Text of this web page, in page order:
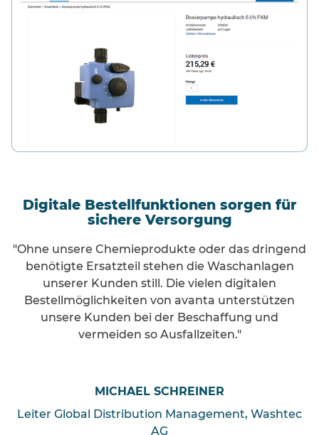
Digitale Bestellfunktionen sorgen für
sichere Versorgung
"Ohne unsere Chemieprodukte oder das dringend
benötigte Ersatzteil stehen die Waschanlagen
unserer Kunden still. Die vielen digitalen
Bestellmöglichkeiten von avanta unterstützen
unsere Kunden bei der Beschaffung und
vermeiden so Ausfallzeiten."
MICHAEL SCHREINER
Leiter Global Distribution Management, Washtec
AG